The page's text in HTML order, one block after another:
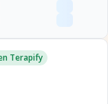
Terapify